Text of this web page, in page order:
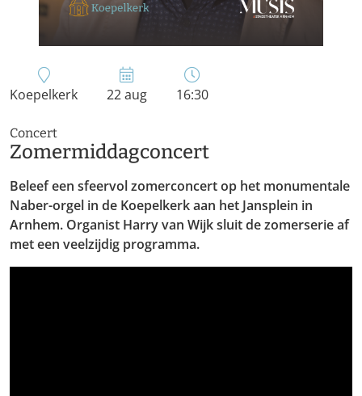
Koepelkerk 22 aug 16:30
Concert
Zomermiddagconcert
Beleef een sfeervol zomerconcert op het monumentale
Naber-orgel in de Koepelkerk aan het Jansplein in
Arnhem. Organist Harry van Wijk sluit de zomerserie af
met een veelzijdig programma.